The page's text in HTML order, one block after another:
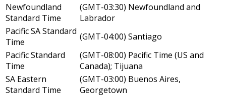
Newfoundland
Standard Time
(GMT-03:30) Newfoundland and
Labrador
Pacific SA Standard
Time
(GMT-04:00) Santiago
Pacific Standard
Time
(GMT-08:00) Pacific Time (US and
Canada); Tijuana
SA Eastern
Standard Time
(GMT-03:00) Buenos Aires,
Georgetown